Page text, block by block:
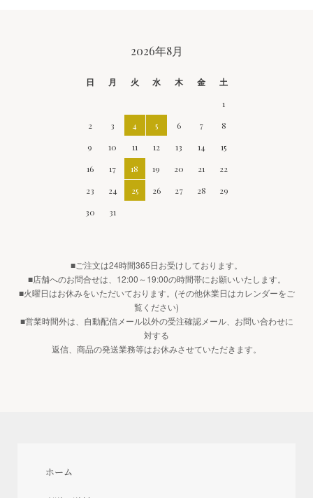
2026年8月
日 月 火 水 木 金
土
1
2
3 4 5 6 7
8
9
10 11 12 13 14
15
16
17 18 19 20 21
22
23
24 25 26 27 28
29
30
31
■ご注文は24時間365日お受けしております。
■店舗へのお問合せは、12:00～19:00の時間帯にお願いいたします。
■火曜日はお休みをいただいております。(その他休業日はカレンダーをご
覧ください)
■営業時間外は、自動配信メール以外の受注確認メール、お問い合わせに
対する
返信、商品の発送業務等はお休みさせていただきます。
ホーム